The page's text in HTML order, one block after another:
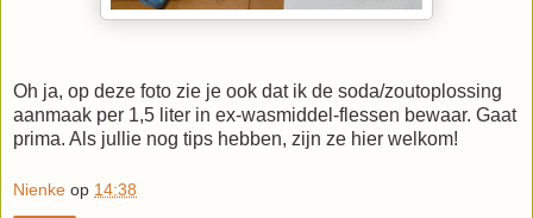
Oh ja, op deze foto zie je ook dat ik de soda/zoutoplossing
aanmaak per 1,5 liter in ex-wasmiddel-flessen bewaar. Gaat
prima. Als jullie nog tips hebben, zijn ze hier welkom!
Nienke op 14:38